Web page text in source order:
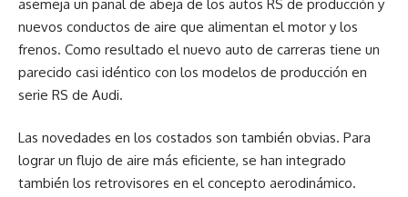
asemeja un panal de abeja de los autos RS de producción y
nuevos conductos de aire que alimentan el motor y los
frenos. Como resultado el nuevo auto de carreras tiene un
parecido casi idéntico con los modelos de producción en
serie RS de Audi.
Las novedades en los costados son también obvias. Para
lograr un flujo de aire más eficiente, se han integrado
también los retrovisores en el concepto aerodinámico.